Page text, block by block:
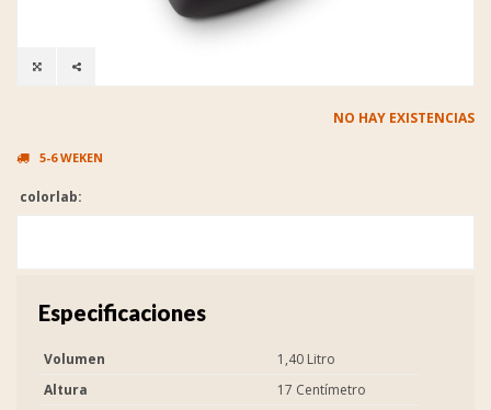
NO HAY EXISTENCIAS
5-6 WEKEN
colorlab:
Especificaciones
Volumen
1,40 Litro
Altura
17 Centímetro